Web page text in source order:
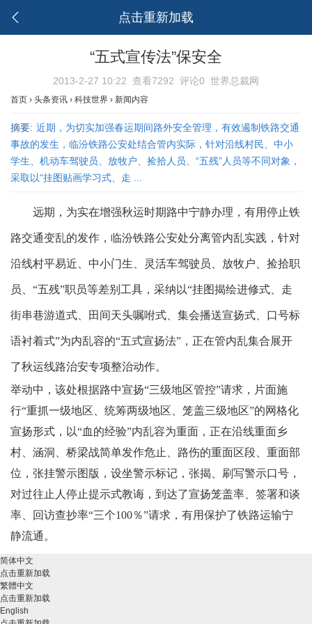
点击重新加载
“五式宣传法”保安全
2013-2-27 10:22 查看7292 评论0 世界总裁网
首页 › 头条资讯 › 科技世界 › 新闻内容
摘要: 近期，为切实加强春运期间路外安全管理，有效遏制铁路交通
事故的发生，临汾铁路公安处结合管内实际，针对沿线村民、中小
学生、机动车驾驶员、放牧户、捡拾人员、“五残”人员等不同对象，
采取以“挂图贴画学习式、走 ...
远期，为实在增强秋运时期路中宁静办理，有用停止铁
路交通变乱的发作，临汾铁路公安处分离管内乱实践，针对
沿线村平易近、中小门生、灵活车驾驶员、 放牧户、捡拾职
员、“五残”职员等差别工具，采纳以“挂图揭绘进修式、走
街串巷游道式、田间天头嘱咐式、集会播送宣扬式、口号标
语衬着式”为内乱容的“五式宣扬法”，正在管内乱集合展开
了秋运线路治安专项整治动作。
举动中，该处根据路中宣扬“三级地区管控”请求，片面施
行“重抓一级地区、统筹两级地区、笼盖三级地区”的网格化
宣扬形式，以“血的经验”内乱容为重面，正在沿线重面乡
村、涵洞、桥梁战简单发作危止、路伤的重面区段、重面部
位，张挂警示图版，设坐警示标记，张揭、刷写警示口号，
对过往止人停止提示式教诲，到达了宣扬笼盖率、签署和谈
率、回访查抄率“三个100％”请求，有用保护了铁路运输宁
静流通。
简体中文
点击重新加载
繁體中文
点击重新加载
English